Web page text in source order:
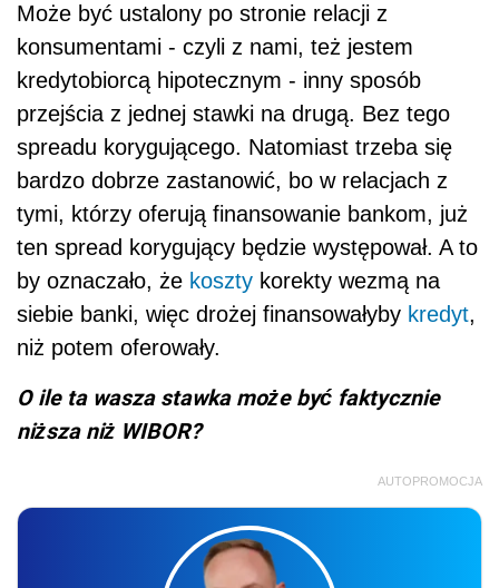
Może być ustalony po stronie relacji z
konsumentami - czyli z nami, też jestem
kredytobiorcą hipotecznym - inny sposób
przejścia z jednej stawki na drugą. Bez tego
spreadu korygującego. Natomiast trzeba się
bardzo dobrze zastanowić, bo w relacjach z
tymi, którzy oferują finansowanie bankom, już
ten spread korygujący będzie występował. A to
by oznaczało, że koszty korekty wezmą na
siebie banki, więc drożej finansowałyby kredyt,
niż potem oferowały.
O ile ta wasza stawka może być faktycznie
niższa niż WIBOR?
AUTOPROMOCJA